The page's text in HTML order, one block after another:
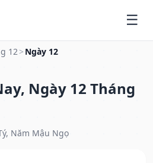
12> Ngày 12
Ngày 12 Tháng
Năm Mậu Ngọ